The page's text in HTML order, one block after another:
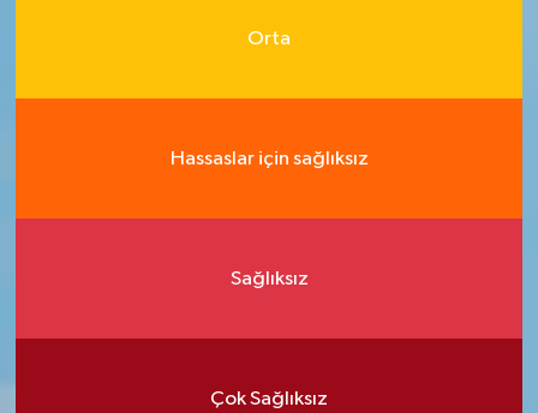
Orta
Hassaslar için sağlıksız
Sağlıksız
Çok Sağlıksız